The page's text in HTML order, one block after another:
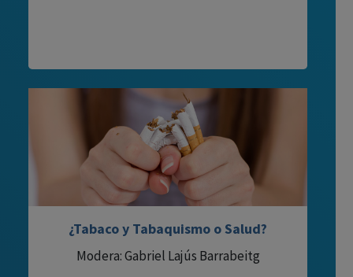
¿Tabaco y Tabaquismo o Salud?
Modera: Gabriel Lajús Barrabeitg